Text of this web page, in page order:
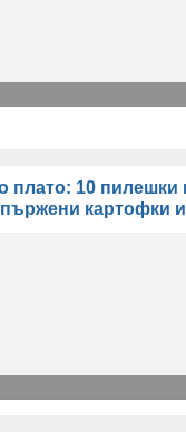
плато: 10 пилешки
картофки